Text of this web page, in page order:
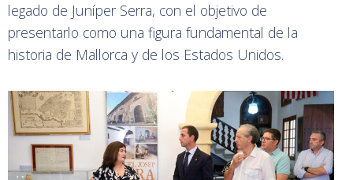
legado de Juníper Serra, con el objetivo de
presentarlo como una figura fundamental de la
historia de Mallorca y de los Estados Unidos.